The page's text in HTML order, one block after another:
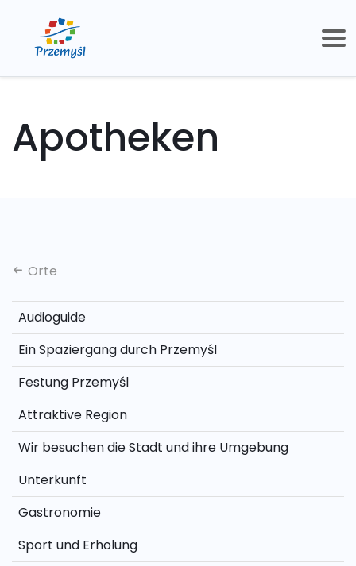
Apotheken
Orte
Audioguide
Ein Spaziergang durch Przemyśl
Festung Przemyśl
Attraktive Region
Wir besuchen die Stadt und ihre Umgebung
Unterkunft
Gastronomie
Sport und Erholung